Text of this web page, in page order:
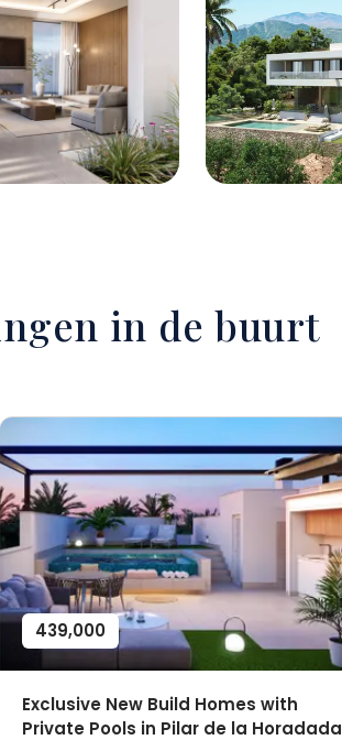
in de buurt
439,000
Exclusive New Build Homes with
Private Pools in Pilar de la Horadada